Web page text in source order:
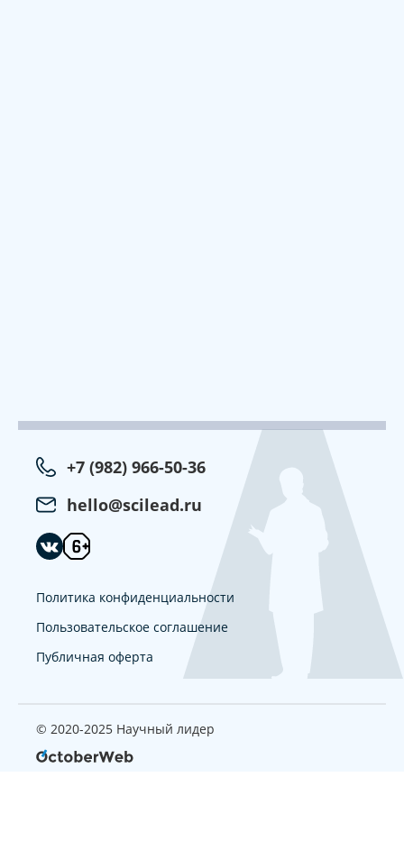
+7 (982) 966-50-36
hello@scilead.ru
Политика конфиденциальности
Пользовательское соглашение
Публичная оферта
© 2020-2025 Научный лидер